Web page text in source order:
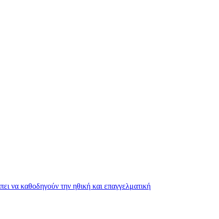
να καθοδηγούν την ηθική και επαγγελματική